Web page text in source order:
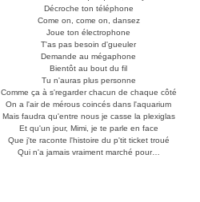
Décroche ton téléphone
Come on, come on, dansez
Joue ton électrophone
T'as pas besoin d'gueuler
Demande au mégaphone
Bientôt au bout du fil
Tu n'auras plus personne
Comme ça à s'regarder chacun de chaque côté
On a l'air de mérous coincés dans l'aquarium
Mais faudra qu'entre nous je casse la plexiglas
Et qu'un jour, Mimi, je te parle en face
Que j'te raconte l'histoire du p'tit ticket troué
Qui n'a jamais vraiment marché pour…